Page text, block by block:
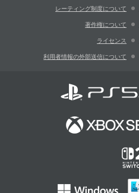
レーティング制度について
著作権について
ライセンス
利用者情報の外部送信について